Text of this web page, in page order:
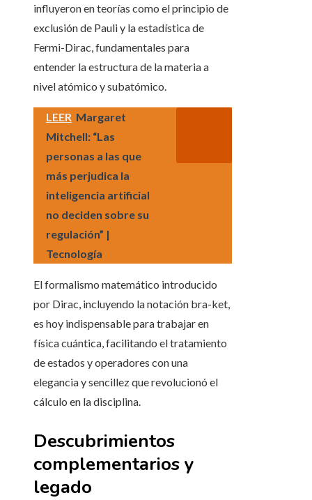
influyeron en teorías como el principio de
exclusión de Pauli y la estadística de
Fermi-Dirac, fundamentales para
entender la estructura de la materia a
nivel atómico y subatómico.
LEER Margaret
Mitchell: “Las
personas a las que
más perjudica la
inteligencia artificial
no deciden sobre su
regulación” |
Tecnología
El formalismo matemático introducido
por Dirac, incluyendo la notación bra-ket,
es hoy indispensable para trabajar en
física cuántica, facilitando el tratamiento
de estados y operadores con una
elegancia y sencillez que revolucionó el
cálculo en la disciplina.
Descubrimientos
complementarios y
legado